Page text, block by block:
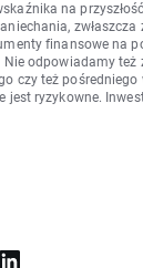
na
zwłaszcza
finansowe na
odpowiadamy też
czy też
jest ryzykowne.